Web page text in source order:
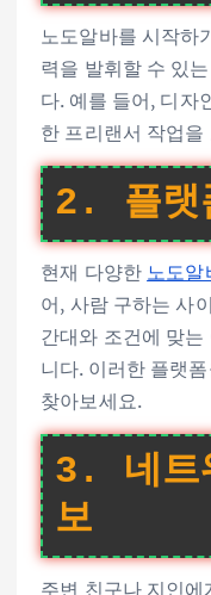
노도알바를 시작하
력을 발휘할 수 있
다. 예를 들어, 디자
한 프리랜서 작업
2. 플랫
현재 다양한 노도알
어, 사람 구하는 사
간대와 조건에 맞
니다. 이러한 플랫
찾아보세요.
3. 네트
보
주변 친구나 지인